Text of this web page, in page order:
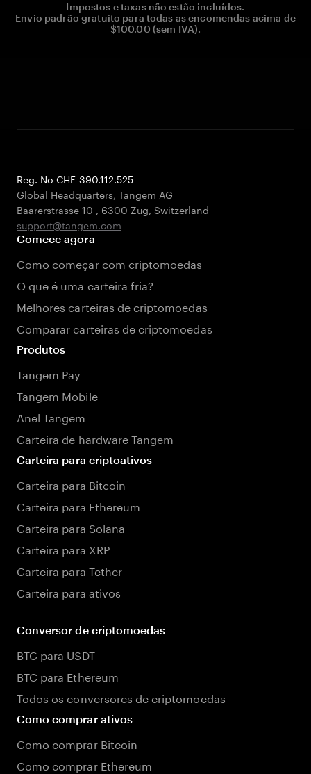
Impostos e taxas não estão incluídos.
Envio padrão gratuito para todas as encomendas acima de
$100.00 (sem IVA).
Reg. No CHE-390.112.525
Global Headquarters, Tangem AG
Baarerstrasse 10 , 6300 Zug, Switzerland
support@tangem.com
Comece agora
Como começar com criptomoedas
O que é uma carteira fria?
Melhores carteiras de criptomoedas
Comparar carteiras de criptomoedas
Produtos
Tangem Pay
Tangem Mobile
Anel Tangem
Carteira de hardware Tangem
Carteira para criptoativos
Carteira para Bitcoin
Carteira para Ethereum
Carteira para Solana
Carteira para XRP
Carteira para Tether
Carteira para ativos
Conversor de criptomoedas
BTC para USDT
BTC para Ethereum
Todos os conversores de criptomoedas
Como comprar ativos
Como comprar Bitcoin
Como comprar Ethereum